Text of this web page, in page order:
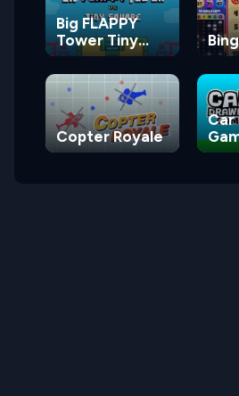
Big FLAPPY
Tower Tiny
Square
Copter Royale
Car